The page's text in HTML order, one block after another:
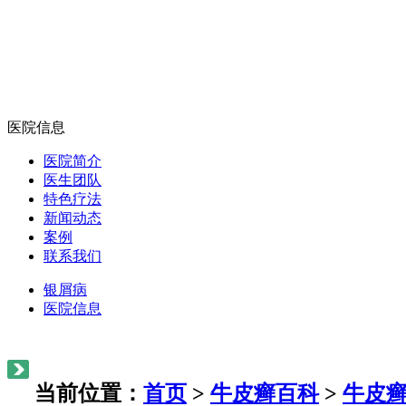
医院信息
医院简介
医生团队
特色疗法
新闻动态
案例
联系我们
银屑病
医院信息
当前位置： 首页 > 牛皮癣百科> 牛皮